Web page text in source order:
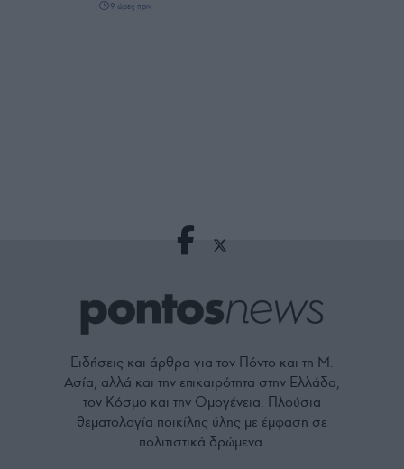
9 ώρες πριν
Ειδήσεις και άρθρα για τον Πόντο και τη Μ.
Ασία, αλλά και την επικαιρότητα στην Ελλάδα,
τον Κόσμο και την Ομογένεια. Πλούσια
θεματολογία ποικίλης ύλης με έμφαση σε
πολιτιστικά δρώμενα.